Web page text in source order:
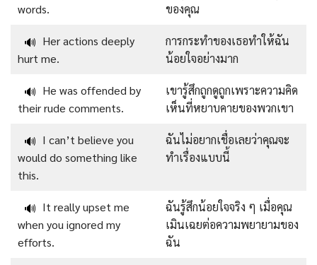
words.
ของคุณ
🔊 Her actions deeply
hurt me.
การกระทำของเธอทำให้ฉัน
น้อยใจอย่างมาก
🔊 He was offended by
their rude comments.
เขารู้สึกถูกดูถูกเพราะความคิด
เห็นที่หยาบคายของพวกเขา
🔊 I can’t believe you
would do something like
this.
ฉันไม่อยากเชื่อเลยว่าคุณจะ
ทำเรื่องแบบนี้
🔊 It really upset me
when you ignored my
efforts.
ฉันรู้สึกน้อยใจจริง ๆ เมื่อคุณ
เมินเฉยต่อความพยายามของ
ฉัน